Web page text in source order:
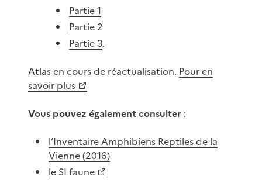
Partie 1
Partie 2
Partie 3.
Atlas en cours de réactualisation. Pour en
savoir plus
Vous pouvez également consulter :
l’Inventaire Amphibiens Reptiles de la
Vienne (2016)
le SI faune